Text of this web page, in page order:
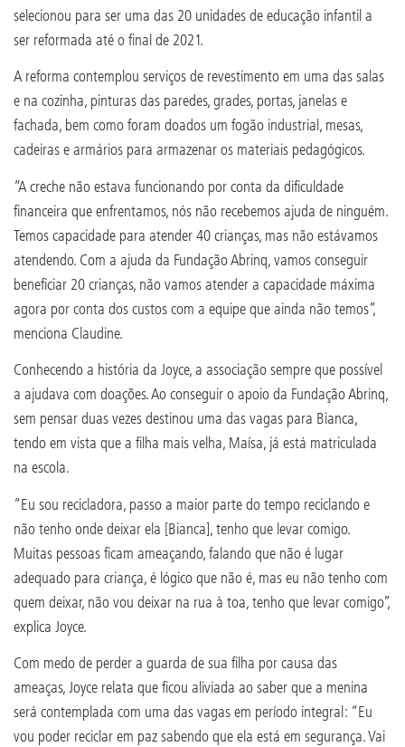
selecionou para ser uma das 20 unidades de educação infantil a
ser reformada até o final de 2021.
A reforma contemplou serviços de revestimento em uma das salas
e na cozinha, pinturas das paredes, grades, portas, janelas e
fachada, bem como foram doados um fogão industrial, mesas,
cadeiras e armários para armazenar os materiais pedagógicos.
“A creche não estava funcionando por conta da dificuldade
financeira que enfrentamos, nós não recebemos ajuda de ninguém.
Temos capacidade para atender 40 crianças, mas não estávamos
atendendo. Com a ajuda da Fundação Abrinq, vamos conseguir
beneficiar 20 crianças, não vamos atender a capacidade máxima
agora por conta dos custos com a equipe que ainda não temos”,
menciona Claudine.
Conhecendo a história da Joyce, a associação sempre que possível
a ajudava com doações. Ao conseguir o apoio da Fundação Abrinq,
sem pensar duas vezes destinou uma das vagas para Bianca,
tendo em vista que a filha mais velha, Maísa, já está matriculada
na escola.
“Eu sou recicladora, passo a maior parte do tempo reciclando e
não tenho onde deixar ela [Bianca], tenho que levar comigo.
Muitas pessoas ficam ameaçando, falando que não é lugar
adequado para criança, é lógico que não é, mas eu não tenho com
quem deixar, não vou deixar na rua à toa, tenho que levar comigo”,
explica Joyce.
Com medo de perder a guarda de sua filha por causa das
ameaças, Joyce relata que ficou aliviada ao saber que a menina
será contemplada com uma das vagas em período integral: “Eu
vou poder reciclar em paz sabendo que ela está em segurança. Vai